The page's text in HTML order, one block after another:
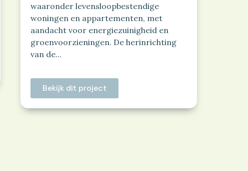
waaronder levensloopbestendige
woningen en appartementen, met
aandacht voor energiezuinigheid en
groenvoorzieningen. De herinrichting
van de...
Bekijk dit project